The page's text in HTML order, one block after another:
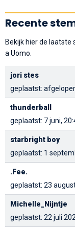
Recente
Bekijk hier de laatste
a Uomo.
jori stes
geplaatst:
thunderball
geplaatst: 7 juni,
starbright boy
geplaatst: 1
.Fee.
geplaatst: 23
Michelle_Nijntje
geplaatst: 22 juli